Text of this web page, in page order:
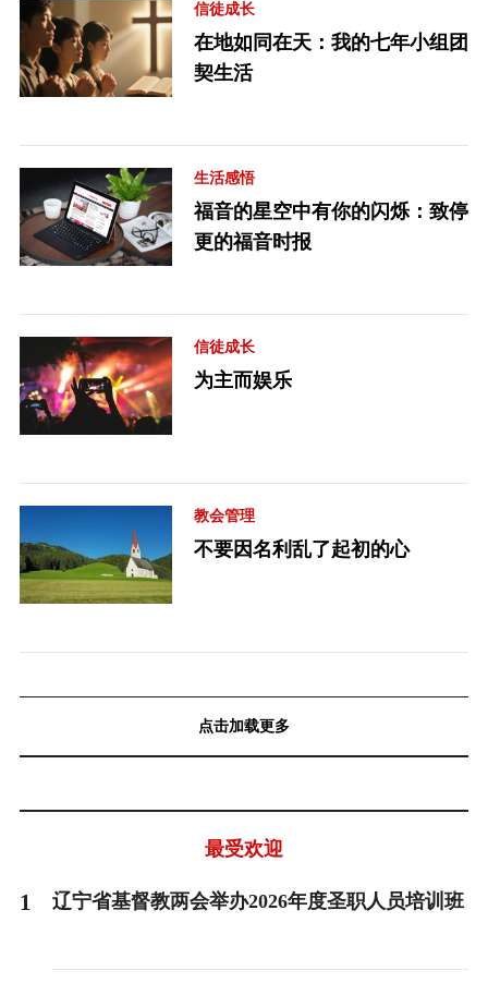
信徒成长
在地如同在天：我的七年小组团
契生活
生活感悟
福音的星空中有你的闪烁：致停
更的福音时报
信徒成长
为主而娱乐
教会管理
不要因名利乱了起初的心
点击加载更多
最受欢迎
1 辽宁省基督教两会举办2026年度圣职人员培训班